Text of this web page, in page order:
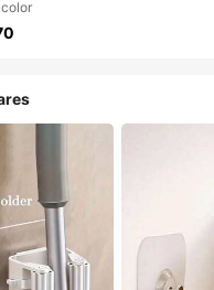
aptos para baño, cocina, puertas
para colgar toallas,
y retirar